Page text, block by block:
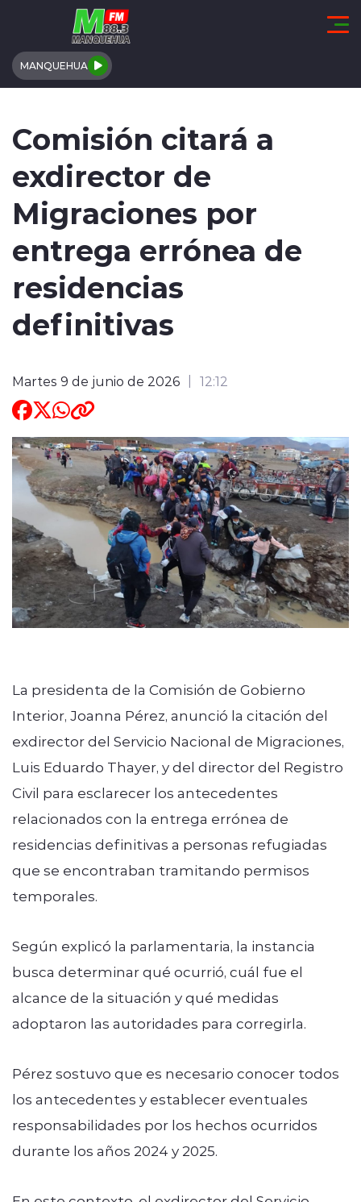
Click acá para ir directamente al contenido
MANQUEHUA
REGIONALES
ACTUALIDAD
TENDENCIAS
DEPORTES
ENTREVISTAS
modo claro
Comisión citará a
exdirector de
Migraciones por
entrega errónea de
residencias
definitivas
Martes 9 de junio de 2026 12:12
La presidenta de la Comisión de Gobierno
Interior, Joanna Pérez, anunció la citación del
exdirector del Servicio Nacional de Migraciones,
Luis Eduardo Thayer, y del director del Registro
Civil para esclarecer los antecedentes
relacionados con la entrega errónea de
residencias definitivas a personas refugiadas
que se encontraban tramitando permisos
temporales.
Según explicó la parlamentaria, la instancia
busca determinar qué ocurrió, cuál fue el
alcance de la situación y qué medidas
adoptaron las autoridades para corregirla.
Pérez sostuvo que es necesario conocer todos
los antecedentes y establecer eventuales
responsabilidades por los hechos ocurridos
durante los años 2024 y 2025.